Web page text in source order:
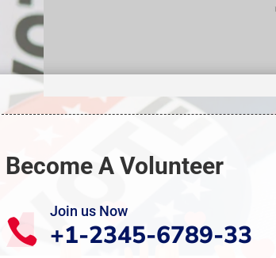
Become A Volunteer

Join us Now
+1-2345-6789-33